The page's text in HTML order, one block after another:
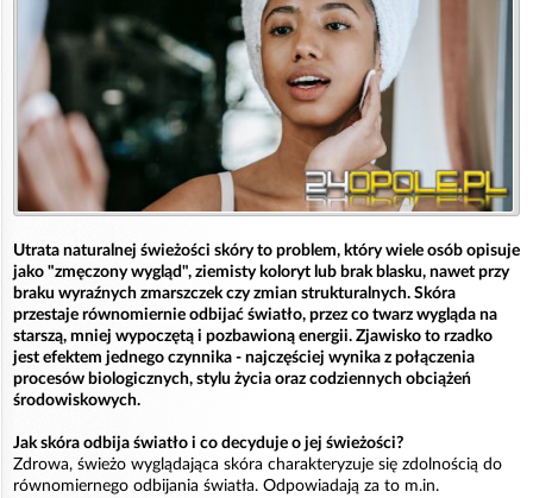
Utrata naturalnej świeżości skóry to problem, który wiele osób opisuje
jako "zmęczony wygląd", ziemisty koloryt lub brak blasku, nawet przy
braku wyraźnych zmarszczek czy zmian strukturalnych. Skóra
przestaje równomiernie odbijać światło, przez co twarz wygląda na
starszą, mniej wypoczętą i pozbawioną energii. Zjawisko to rzadko
jest efektem jednego czynnika - najczęściej wynika z połączenia
procesów biologicznych, stylu życia oraz codziennych obciążeń
środowiskowych.
Jak skóra odbija światło i co decyduje o jej świeżości?
Zdrowa, świeżo wyglądająca skóra charakteryzuje się zdolnością do
równomiernego odbijania światła. Odpowiadają za to m.in.